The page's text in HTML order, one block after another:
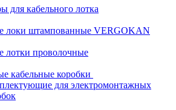
для кабельного лотка
локи штампованные VERGOKAN
лотки проволочные
кабельные коробки
для электромонтажных